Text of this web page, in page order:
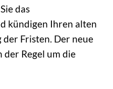
das
kündigen Ihren alten
Fristen. Der neue
Regel um die